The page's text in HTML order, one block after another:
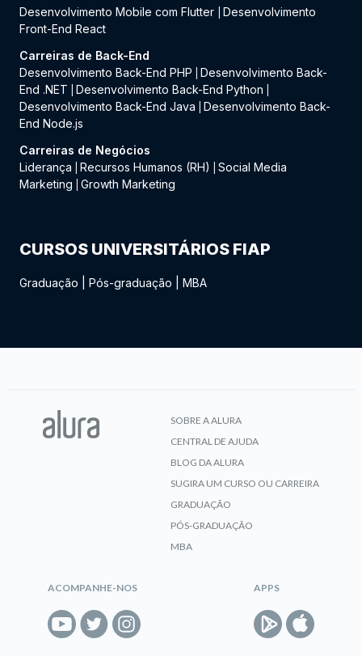
Desenvolvimento Mobile com Flutter
Desenvolvimento
Front-End React
Carreiras de Back-End
Desenvolvimento Back-End PHP
Desenvolvimento Back-
End .NET
Desenvolvimento Back-End Python
Desenvolvimento Back-End Java
Desenvolvimento Back-
End Node.js
Carreiras de Negócios
Liderança
Recursos Humanos (RH)
Social Media
Marketing
Growth Marketing
CURSOS UNIVERSITÁRIOS FIAP
Graduação Pós-graduação MBA
SOBRE A ALURA
CENTRAL DE AJUDA
BLOG DA ALURA
SUGIRA UM CURSO OU CARREIRA
GRADUAÇÃO
PÓS-GRADUAÇÃO
MBA
ACOMPANHE-NOS APPS